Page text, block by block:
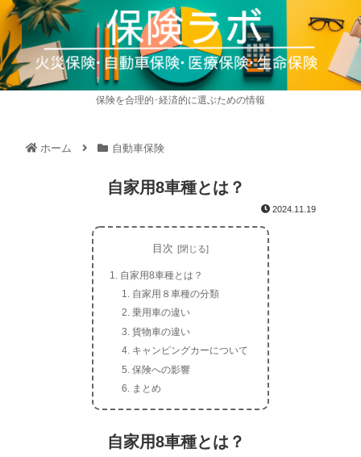
保険を合理的･経済的に選ぶための情報
ホーム 自動車保険
自家用8車種とは？
2024.11.19
目次
自家用8車種とは？
自家用８車種の分類
乗用車の違い
貨物車の違い
キャンピングカーについて
保険への影響
まとめ
自家用8車種とは？